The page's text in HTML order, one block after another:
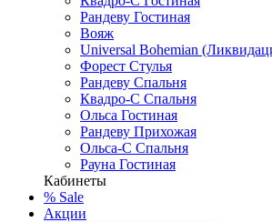
Рандеву Гостиная
Вояж
Universal Bohemian
Форест Стулья
Рандеву Спальня
Квадро-С Спальня
Ольса Гостиная
Рандеву Прихожая
Ольса-С Спальня
Рауна Гостиная
Кабинеты
% Sale
Акции